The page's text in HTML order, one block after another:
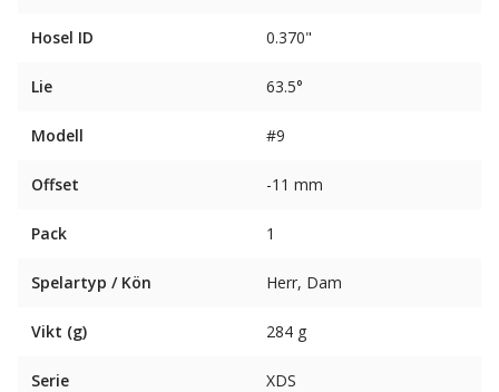
Hosel ID 0.370"
Lie 63.5°
Modell #9
Offset -11 mm
Pack 1
Spelartyp / Kön Herr, Dam
Vikt (g) 284 g
Serie XDS